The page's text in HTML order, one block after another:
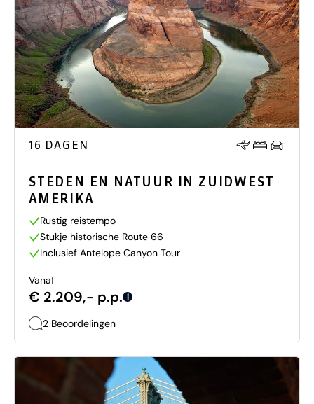
16 DAGEN
STEDEN EN NATUUR IN ZUIDWEST
AMERIKA
Rustig reistempo
Stukje historische Route 66
Inclusief Antelope Canyon Tour
Vanaf
€ 2.209,- p.p. i
2 Beoordelingen